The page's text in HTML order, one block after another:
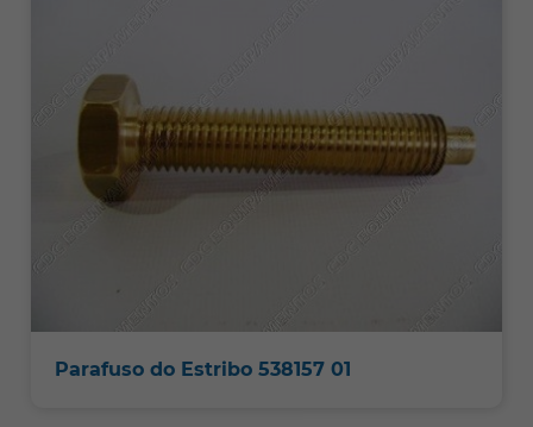
Parafuso do Estribo 538157 01